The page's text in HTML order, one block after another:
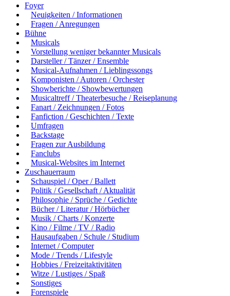
Foyer
Neuigkeiten / Informationen
Fragen / Anregungen
Bühne
Musicals
Vorstellung weniger bekannter Musicals
Darsteller / Tänzer / Ensemble
Musical-Aufnahmen / Lieblingssongs
Komponisten / Autoren / Orchester
Showberichte / Showbewertungen
Musicaltreff / Theaterbesuche / Reiseplanung
Fanart / Zeichnungen / Fotos
Fanfiction / Geschichten / Texte
Umfragen
Backstage
Fragen zur Ausbildung
Fanclubs
Musical-Websites im Internet
Zuschauerraum
Schauspiel / Oper / Ballett
Politik / Gesellschaft / Aktualität
Philosophie / Sprüche / Gedichte
Bücher / Literatur / Hörbücher
Musik / Charts / Konzerte
Kino / Filme / TV / Radio
Hausaufgaben / Schule / Studium
Internet / Computer
Mode / Trends / Lifestyle
Hobbies / Freizeitaktivitäten
Witze / Lustiges / Spaß
Sonstiges
Forenspiele